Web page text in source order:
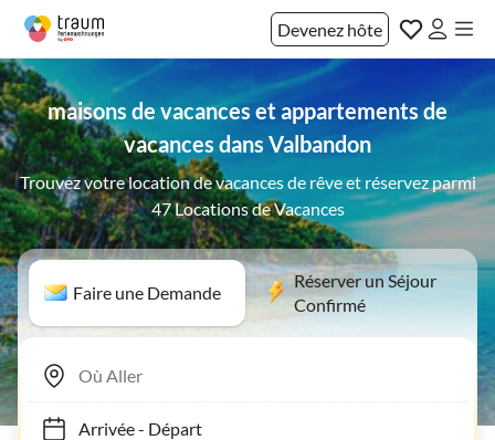
Devenez hôte
maisons de vacances et appartements de
vacances dans Valbandon
Trouvez votre location de vacances de rêve et réservez parmi
47 Locations de Vacances
Faire une Demande
Réserver un Séjour
Confirmé
Arrivée- Départ